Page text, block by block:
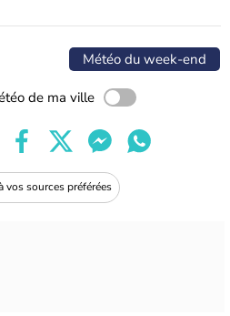
Météo du week-end
de ma ville
vos sources préférées